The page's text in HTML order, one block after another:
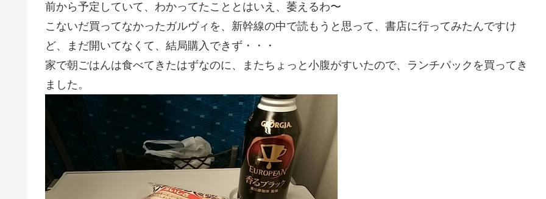
前から予定していて、わかってたこととはいえ、萎えるわ〜
こないだ買ってなかったガルヴィを、新幹線の中で読もうと思って、書店に行ってみたんですけ
ど、まだ開いてなくて、結局購入できず・・・
家で朝ごはんは食べてきたはずなのに、またちょっと小腹がすいたので、ランチパックを買ってき
ました。